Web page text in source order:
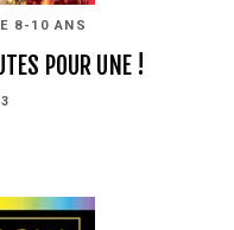
8-10 ANS
POUR UNE !